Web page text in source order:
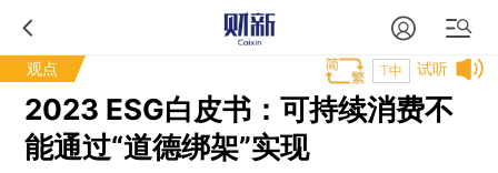
观点 试听
T中
2023 ESG白皮书：可持续消费不
能通过“道德绑架”实现